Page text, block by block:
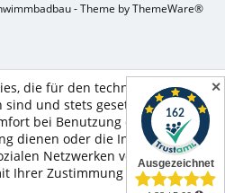
- Theme byThemeWare®
die für den technischen Betrieb
und stets gesetzt werden.
bei Benutzung dieser Website
dienen oder die Interaktion mit
Netzwerken vereinfachen
Ihrer Zustimmung gesetzt.
✕